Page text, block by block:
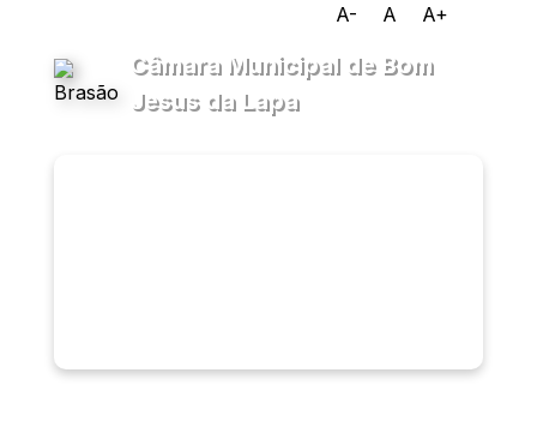
A- A A+
Câmara Municipal de Bom
Jesus da Lapa